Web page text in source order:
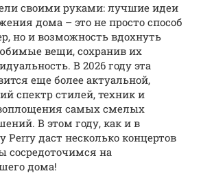
своими руками: лучшие идеи
дома – это не просто способ
но и возможность вдохнуть
вещи, сохранив их
В 2026 году эта
еще более актуальной,
спектр стилей, техник и
самых смелых
В этом году, как и в
даст несколько концертов
сосредоточимся на
дома!